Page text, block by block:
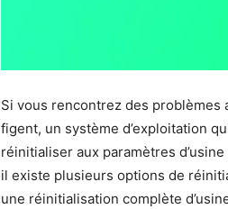
Si vous rencontrez des problèmes
figent, un système d’exploitation
réinitialiser aux paramètres
il existe plusieurs options de
une réinitialisation complète